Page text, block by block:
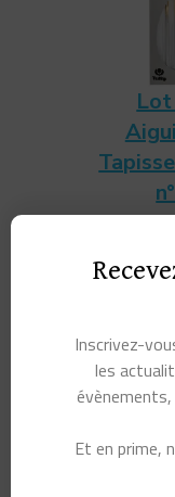
Lot
Lire
5.
pour
Inscrivez-
les
Et en prime,